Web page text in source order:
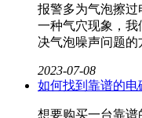
报警多为气泡擦
一种气穴现象，
决气泡噪声问题的
2023-07-08
如何找到靠谱的电
想要购买一台靠